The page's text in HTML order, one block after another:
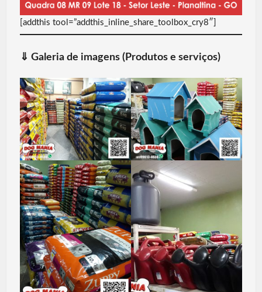
[addthis tool=”addthis_inline_share_toolbox_cry8″]
⇓ Galeria de imagens (Produtos e serviços)